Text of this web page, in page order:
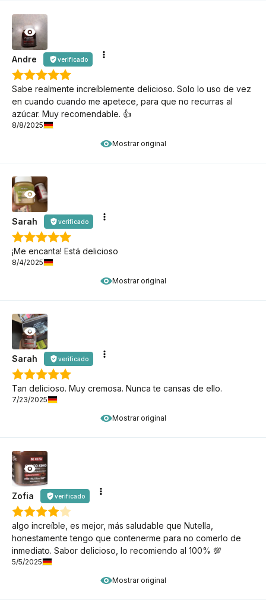
Mostrar original
Andre verificado
Sabe realmente increíblemente delicioso. Solo lo uso de vez
en cuando cuando me apetece, para que no recurras al
azúcar. Muy recomendable. 👍️
8/8/2025
Mostrar original
Sarah verificado
¡Me encanta! Está delicioso
8/4/2025
Mostrar original
Sarah verificado
Tan delicioso. Muy cremosa. Nunca te cansas de ello.
7/23/2025
Mostrar original
Zofia verificado
algo increíble, es mejor, más saludable que Nutella,
honestamente tengo que contenerme para no comerlo de
inmediato. Sabor delicioso, lo recomiendo al 100% 💯
5/5/2025